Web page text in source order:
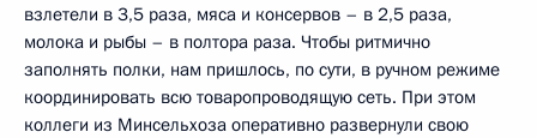
взлетели в 3,5 раза, мяса и консервов – в 2,5 раза,
молока и рыбы – в полтора раза. Чтобы ритмично
заполнять полки, нам пришлось, по сути, в ручном режиме
координировать всю товаропроводящую сеть. При этом
коллеги из Минсельхоза оперативно развернули свою